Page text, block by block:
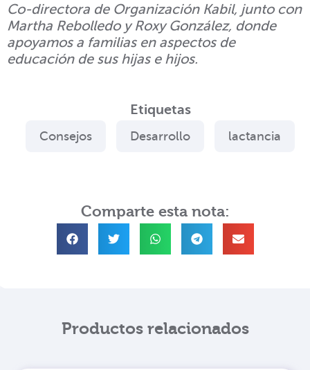
Co-directora de Organización Kabil, junto con
Martha Rebolledo y Roxy González, donde
apoyamos a familias en aspectos de
educación de sus hijas e hijos.
Etiquetas
Consejos Desarrollo lactancia
Comparte esta nota:
Productos relacionados